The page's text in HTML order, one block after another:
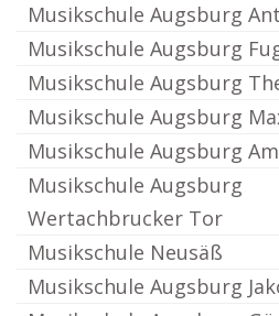
Musikschule Augsburg
Musikschule Augsburg
Musikschule Augsburg
Musikschule Augsburg
Musikschule Augsburg
Musikschule Augsburg
Wertachbrucker Tor
Musikschule Neusäß
Musikschule Augsburg